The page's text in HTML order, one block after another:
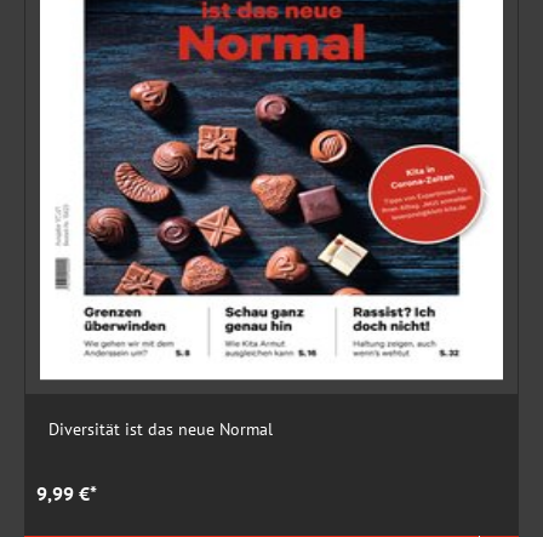
Diversität ist das neue Normal
9,99 €*